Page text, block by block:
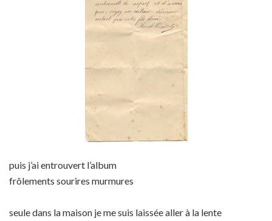
puis j’ai entrouvert l’album
frôlements sourires murmures
seule dans la maison je me suis laissée aller à la lente